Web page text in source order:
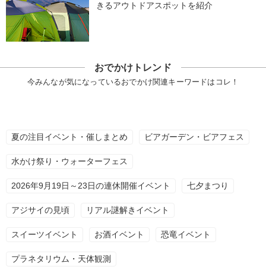
きるアウトドアスポットを紹介
おでかけトレンド
今みんなが気になっているおでかけ関連キーワードはコレ！
夏の注目イベント・催しまとめ ビアガーデン・ビアフェス
水かけ祭り・ウォーターフェス
2026年9月19日～23日の連休開催イベント 七夕まつり
アジサイの見頃 リアル謎解きイベント
スイーツイベント お酒イベント 恐竜イベント
プラネタリウム・天体観測